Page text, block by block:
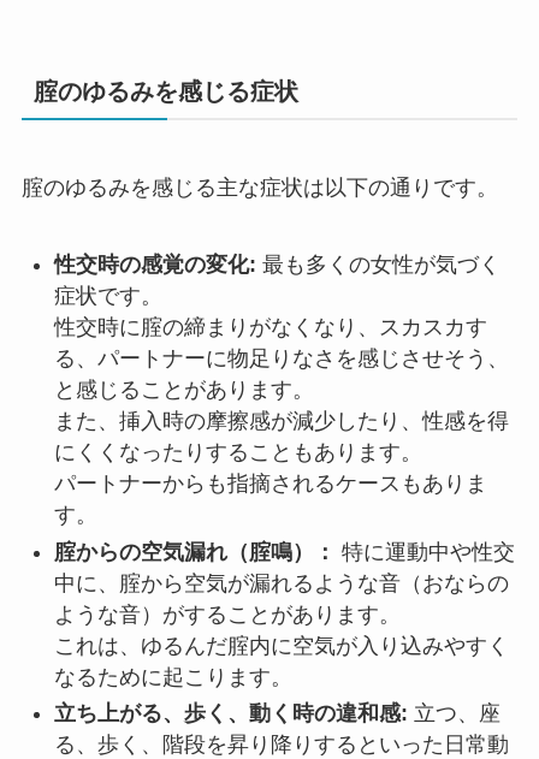
腟のゆるみを感じる症状
腟のゆるみを感じる主な症状は以下の通りです。
性交時の感覚の変化: 最も多くの女性が気づく
症状です。
性交時に腟の締まりがなくなり、スカスカす
る、パートナーに物足りなさを感じさせそう、
と感じることがあります。
また、挿入時の摩擦感が減少したり、性感を得
にくくなったりすることもあります。
パートナーからも指摘されるケースもありま
す。
腟からの空気漏れ（腟鳴）： 特に運動中や性交
中に、腟から空気が漏れるような音（おならの
ような音）がすることがあります。
これは、ゆるんだ腟内に空気が入り込みやすく
なるために起こります。
立ち上がる、歩く、動く時の違和感: 立つ、座
る、歩く、階段を昇り降りするといった日常動